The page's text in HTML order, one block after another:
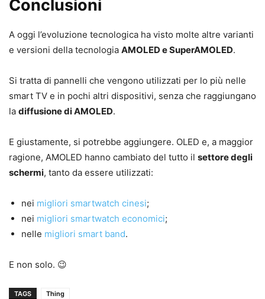
Conclusioni
A oggi l’evoluzione tecnologica ha visto molte altre varianti
e versioni della tecnologia AMOLED e SuperAMOLED.
Si tratta di pannelli che vengono utilizzati per lo più nelle
smart TV e in pochi altri dispositivi, senza che raggiungano
la diffusione di AMOLED.
E giustamente, si potrebbe aggiungere. OLED e, a maggior
ragione, AMOLED hanno cambiato del tutto il settore degli
schermi, tanto da essere utilizzati:
nei migliori smartwatch cinesi;
nei migliori smartwatch economici;
nelle migliori smart band.
E non solo. 😉
TAGS Thing